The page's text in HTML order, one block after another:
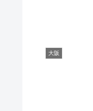
大阪